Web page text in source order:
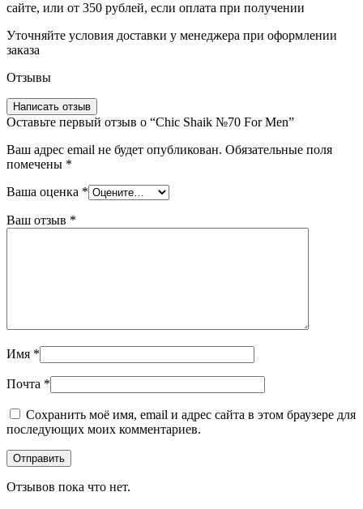
сайте, или от 350 рублей, если оплата при получении
Уточняйте условия доставки у менеджера при оформлении
заказа
Отзывы
Написать отзыв
Оставьте первый отзыв о “Chic Shaik №70 For Men”
Ваш адрес email не будет опубликован. Обязательные поля
помечены *
Ваша оценка *
Ваш отзыв *
Имя *
Почта *
Сохранить моё имя, email и адрес сайта в этом браузере для
последующих моих комментариев.
Отзывов пока что нет.